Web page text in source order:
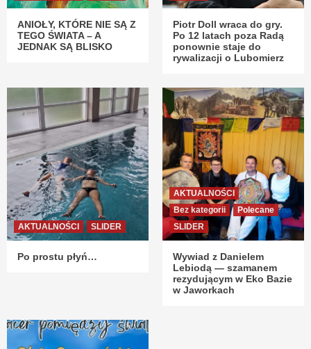
ANIOŁY, KTÓRE NIE SĄ Z
TEGO ŚWIATA – A
JEDNAK SĄ BLISKO
Piotr Doll wraca do gry.
Po 12 latach poza Radą
ponownie staje do
rywalizacji o Lubomierz
AKTUALNOŚCI SLIDER
Po prostu płyń…
AKTUALNOŚCI
Bez kategorii
Polecane
SLIDER
Wywiad z Danielem
Lebiodą — szamanem
rezydującym w Eko Bazie
w Jaworkach